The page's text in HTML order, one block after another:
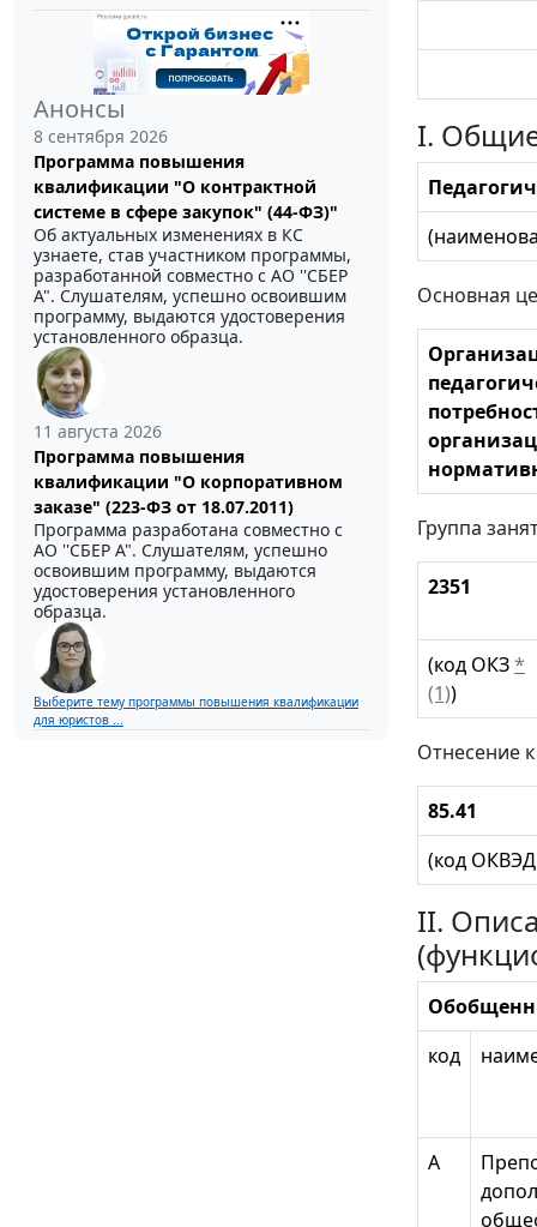
Анонсы
8 сентября 2026
Программа повышения
квалификации "О контрактной
системе в сфере закупок" (44-ФЗ)"
Об актуальных изменениях в КС
узнаете, став участником программы,
разработанной совместно с АО ''СБЕР
А". Слушателям, успешно освоившим
программу, выдаются удостоверения
установленного образца.
11 августа 2026
Программа повышения
квалификации "О корпоративном
заказе" (223-ФЗ от 18.07.2011)
Программа разработана совместно с
АО ''СБЕР А". Слушателям, успешно
освоившим программу, выдаются
удостоверения установленного
образца.
Выберите тему программы повышения квалификации
для юристов ...
I.
Основная
Группа
2351
(код ОКЗ*
(1))
Отнесение
85.41
(код
II.
код
А